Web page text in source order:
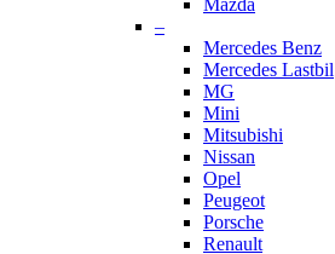
Mazda
–
Mercedes Benz
Mercedes Lastbil
MG
Mini
Mitsubishi
Nissan
Opel
Peugeot
Porsche
Renault